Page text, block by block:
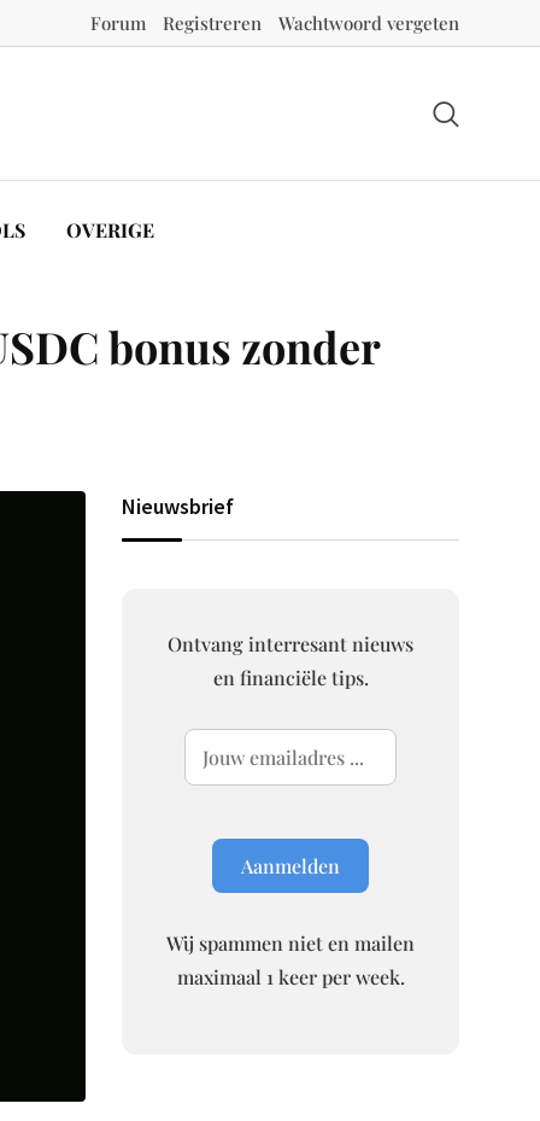
Forum Registreren Wachtwoord vergeten
OVERIGE
bonus zonder
Nieuwsbrief
Ontvang interresant nieuws
en financiële tips.
Wij spammen niet en mailen
maximaal 1 keer per week.